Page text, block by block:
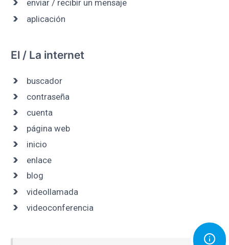
enviar / recibir un mensaje
aplicación
El / La internet
buscador
contraseña
cuenta
página web
inicio
enlace
blog
videollamada
videoconferencia